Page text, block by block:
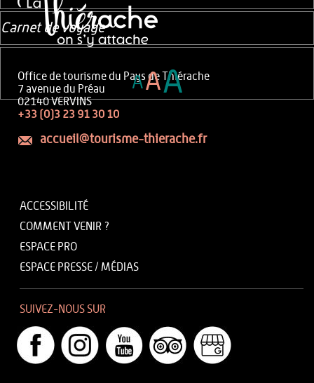
Office de tourisme du Pays de Thiérache
7 avenue du Préau
02140 VERVINS
+33 (0)3 23 91 30 10
accueil@tourisme-thierache.fr
ACCESSIBILITÉ
COMMENT VENIR ?
ESPACE PRO
ESPACE PRESSE / MÉDIAS
SUIVEZ-NOUS SUR
Carnet de voyage
AAA